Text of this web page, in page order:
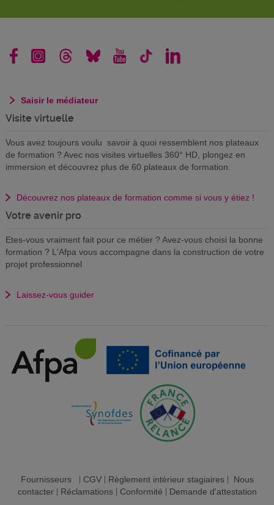
Saisir le médiateur
Visite virtuelle
Vous avez toujours voulu savoir à quoi ressemblent nos plateaux
de formation ? Avec nos visites virtuelles 360° HD, plongez en
immersion et découvrez plus de 60 plateaux de formation.
Découvrez nos plateaux de formation comme si vous y étiez !
Votre avenir pro
Etes-vous vraiment fait pour ce métier ? Avez-vous choisi la bonne
formation ? L'Afpa vous accompagne dans la construction de votre
projet professionnel
Laissez-vous guider
Fournisseurs| CGV| Règlement intérieur stagiaires| Nous
contacter| Réclamations| Conformité Demande d'attestation